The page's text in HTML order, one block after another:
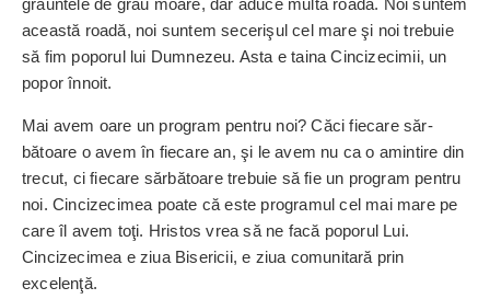
grăuntele de grâu moare, dar aduce multă roadă. Noi suntem
această roadă, noi suntem se­cerişul cel mare şi noi trebuie
să fim poporul lui Dumnezeu. Asta e taina Cincizecimii, un
popor înnoit.
Mai avem oare un program pentru noi? Căci fiecare săr­
bătoare o avem în fiecare an, şi le avem nu ca o amin­tire din
trecut, ci fiecare sărbă­toare trebuie să fie un program pentru
noi. Cincizecimea poate că este programul cel mai mare pe
care îl avem toţi. Hristos vrea să ne facă poporul Lui.
Cincizecimea e ziua Bisericii, e ziua comu­nitară prin
excelenţă.